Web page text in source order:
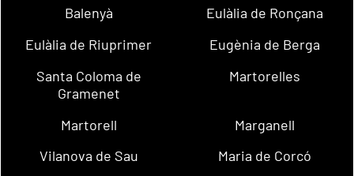
Balenyà
Eulàlia de Ronçana
Eulàlia de Riuprimer
Eugènia de Berga
Santa Coloma de
Gramenet
Martorelles
Martorell
Marganell
Vilanova de Sau
Maria de Corcó